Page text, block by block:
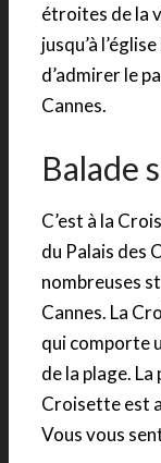
étroites de la
jusqu’à
d’admirer le
Cannes.
Balade
C’est à la
du Palais des
nombreuses
Cannes. La
qui comporte
de la plage.
Croisette est
Vous vous